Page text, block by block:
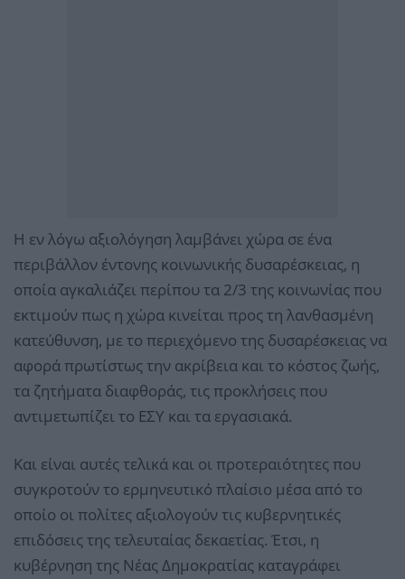
Η εν λόγω αξιολόγηση λαμβάνει χώρα σε ένα
περιβάλλον έντονης κοινωνικής δυσαρέσκειας, η
οποία αγκαλιάζει περίπου τα 2/3 της κοινωνίας που
εκτιμούν πως η χώρα κινείται προς τη λανθασμένη
κατεύθυνση, με το περιεχόμενο της δυσαρέσκειας να
αφορά πρωτίστως την ακρίβεια και το κόστος ζωής,
τα ζητήματα διαφθοράς, τις προκλήσεις που
αντιμετωπίζει το ΕΣΥ και τα εργασιακά.
Και είναι αυτές τελικά και οι προτεραιότητες που
συγκροτούν το ερμηνευτικό πλαίσιο μέσα από το
οποίο οι πολίτες αξιολογούν τις κυβερνητικές
επιδόσεις της τελευταίας δεκαετίας. Έτσι, η
κυβέρνηση της Νέας Δημοκρατίας καταγράφει